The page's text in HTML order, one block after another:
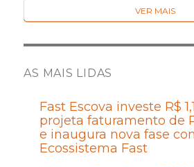
VER MAIS
AS MAIS LIDAS
Fast Escova investe R$
projeta faturamento de
e inaugura nova fase
Ecossistema Fast